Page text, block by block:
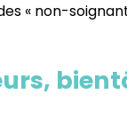
« non-